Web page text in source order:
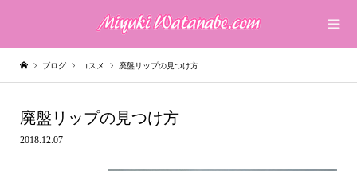
ブログ コスメ 廃盤リップの見つけ方
廃盤リップの見つけ方
2018.12.07